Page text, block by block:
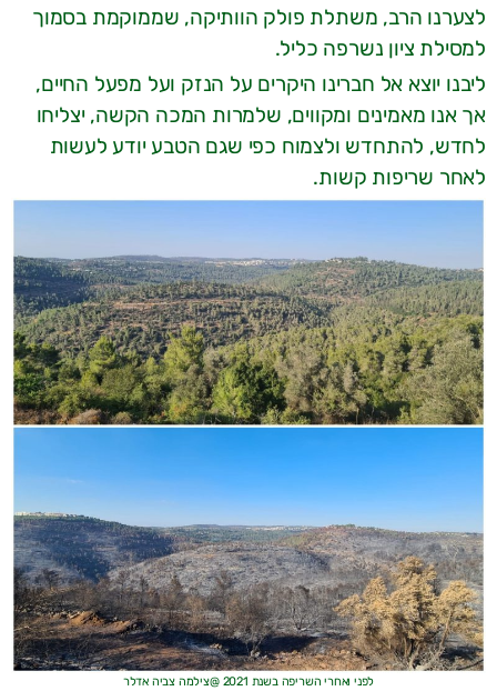
לצערנו הרב, משתלת פולק הוותיקה, שממוקמת בסמוך
למסילת ציון נשרפה כליל.
ליבנו יוצא אל חברינו היקרים על הנזק ועל מפעל החיים,
אך אנו מאמינים ומקווים, שלמרות המכה הקשה, יצליחו
לחדש, להתחדש ולצמוח כפי שגם הטבע יודע לעשות
לאחר שריפות קשות.
לפני ואחרי השריפה בשנת 2021 @צילמה צביה אדלר